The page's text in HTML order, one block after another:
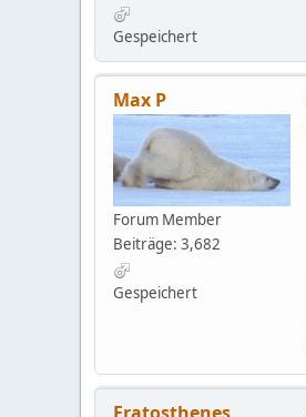
Gespeichert
Max P
Forum Member
Beiträge: 3,682
Gespeichert